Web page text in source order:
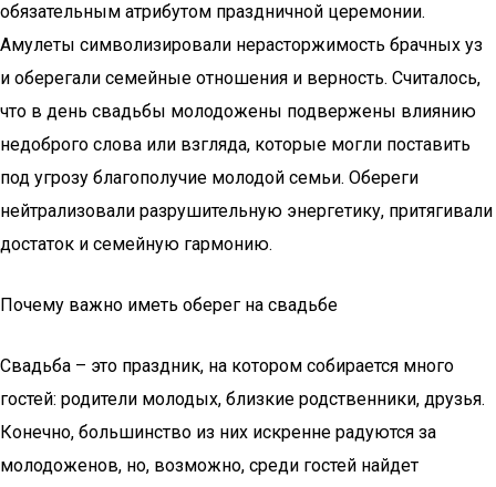
обязательным атрибутом праздничной церемонии.
Амулеты символизировали нерасторжимость брачных уз
и оберегали семейные отношения и верность. Считалось,
что в день свадьбы молодожены подвержены влиянию
недоброго слова или взгляда, которые могли поставить
под угрозу благополучие молодой семьи. Обереги
нейтрализовали разрушительную энергетику, притягивали
достаток и семейную гармонию.
Почему важно иметь оберег на свадьбе
Свадьба – это праздник, на котором собирается много
гостей: родители молодых, близкие родственники, друзья.
Конечно, большинство из них искренне радуются за
молодоженов, но, возможно, среди гостей найдет